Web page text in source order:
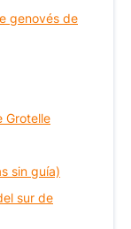
genovés de
Grotelle
sin guía)
sur de